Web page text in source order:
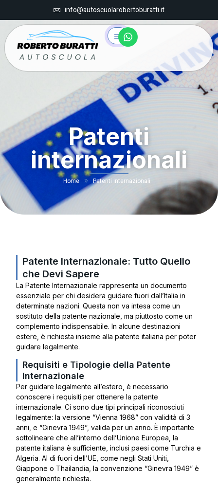
info@autoscuolarobertoburatti.it
Patenti
internazionali
Home » Patenti internazionali
Patente Internazionale: Tutto Quello
che Devi Sapere
La Patente Internazionale rappresenta un documento
essenziale per chi desidera guidare fuori dall’Italia in
determinate nazioni. Questa non va intesa come un
sostituto della patente nazionale, ma piuttosto come un
complemento indispensabile. In alcune destinazioni
estere, è richiesta insieme alla patente italiana per poter
guidare legalmente.
Requisiti e Tipologie della Patente
Internazionale
Per guidare legalmente all’estero, è necessario
conoscere i requisiti per ottenere la patente
internazionale. Ci sono due tipi principali riconosciuti
legalmente: la versione “Vienna 1968” con validità di 3
anni, e “Ginevra 1949”, valida per un anno. È importante
sottolineare che all’interno dell’Unione Europea, la
patente italiana è sufficiente, inclusi paesi come Turchia e
Algeria. Al di fuori dell’UE, come negli Stati Uniti,
Giappone o Thailandia, la convenzione “Ginevra 1949” è
generalmente richiesta.